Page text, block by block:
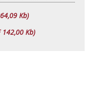
Kb)
142,00 Kb)